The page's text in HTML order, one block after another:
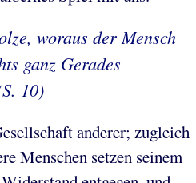
woraus der Mensch
ganz Gerades
10)
anderer; zugleich
Menschen setzen seinem